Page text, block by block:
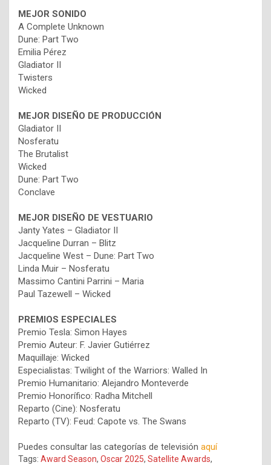
MEJOR SONIDO
A Complete Unknown
Dune: Part Two
Emilia Pérez
Gladiator II
Twisters
Wicked
MEJOR DISEÑO DE PRODUCCIÓN
Gladiator II
Nosferatu
The Brutalist
Wicked
Dune: Part Two
Conclave
MEJOR DISEÑO DE VESTUARIO
Janty Yates – Gladiator II
Jacqueline Durran – Blitz
Jacqueline West – Dune: Part Two
Linda Muir – Nosferatu
Massimo Cantini Parrini – Maria
Paul Tazewell – Wicked
PREMIOS ESPECIALES
Premio Tesla: Simon Hayes
Premio Auteur: F. Javier Gutiérrez
Maquillaje: Wicked
Especialistas: Twilight of the Warriors: Walled In
Premio Humanitario: Alejandro Monteverde
Premio Honorífico: Radha Mitchell
Reparto (Cine): Nosferatu
Reparto (TV): Feud: Capote vs. The Swans
Puedes consultar las categorías de televisión aquí
Tags: Award Season, Oscar 2025, Satellite Awards,